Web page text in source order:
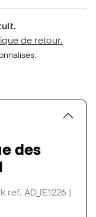
de retour.
des
ref. AD_IE1226 |